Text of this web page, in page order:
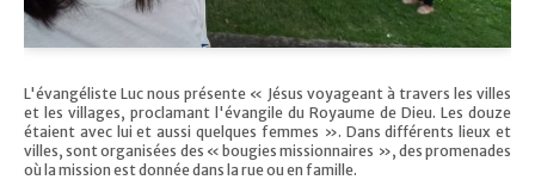
L'évangéliste Luc nous présente « Jésus voyageant à travers les villes
et les villages, proclamant l'évangile du Royaume de Dieu. Les douze
étaient avec lui et aussi quelques femmes ». Dans différents lieux et
villes, sont organisées des « bougies missionnaires », des promenades
où la mission est donnée dans la rue ou en famille.